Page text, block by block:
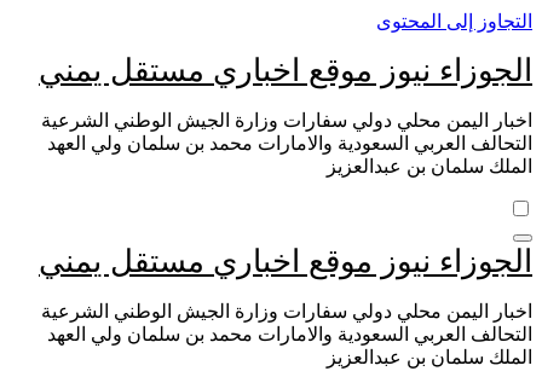
التجاوز إلى المحتوى
الجوزاء نيوز موقع اخباري مستقل يمني
اخبار اليمن محلي دولي سفارات وزارة الجيش الوطني الشرعية
التحالف العربي السعودية والامارات محمد بن سلمان ولي العهد
الملك سلمان بن عبدالعزيز
الجوزاء نيوز موقع اخباري مستقل يمني
اخبار اليمن محلي دولي سفارات وزارة الجيش الوطني الشرعية
التحالف العربي السعودية والامارات محمد بن سلمان ولي العهد
الملك سلمان بن عبدالعزيز